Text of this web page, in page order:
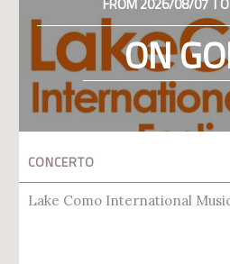
ON
CONCERTO
Lake Como International